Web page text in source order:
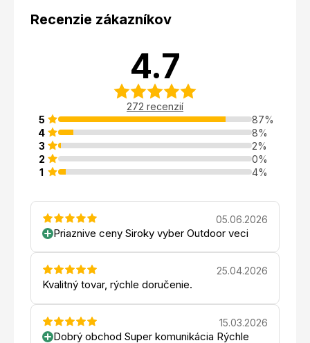
Recenzie zákazníkov
4.7
272 recenzií
5
87%
4
8%
3
2%
2
0%
1
4%
05.06.2026
Priaznive ceny Siroky vyber Outdoor veci
25.04.2026
Kvalitný tovar, rýchle doručenie.
15.03.2026
Dobrý obchod Super komunikácia Rýchle